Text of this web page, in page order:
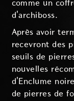
comme un
d'archiboss.
Après avoir
recevront des
seuils de
nouvelles
d'Enclume
de pierres de